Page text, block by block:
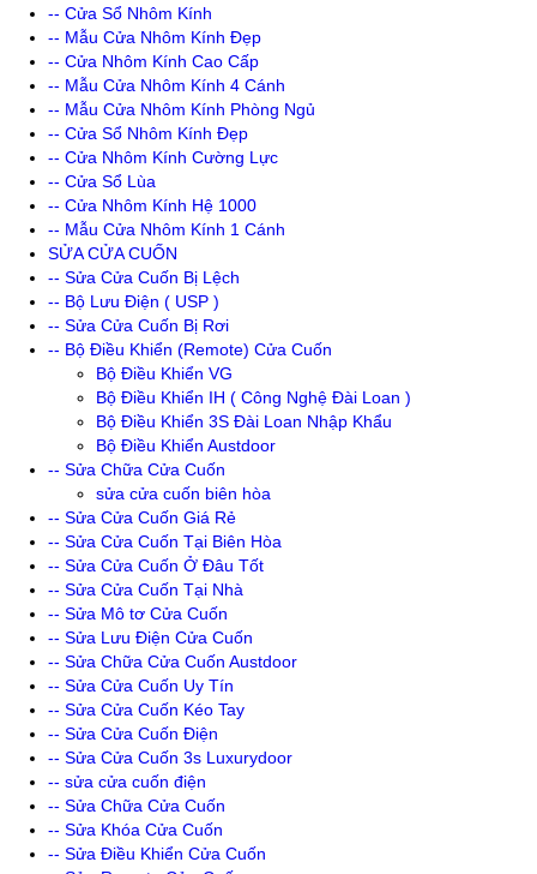
-- Cửa Sổ Nhôm Kính
-- Mẫu Cửa Nhôm Kính Đẹp
-- Cửa Nhôm Kính Cao Cấp
-- Mẫu Cửa Nhôm Kính 4 Cánh
-- Mẫu Cửa Nhôm Kính Phòng Ngủ
-- Cửa Sổ Nhôm Kính Đẹp
-- Cửa Nhôm Kính Cường Lực
-- Cửa Sổ Lùa
-- Cửa Nhôm Kính Hệ 1000
-- Mẫu Cửa Nhôm Kính 1 Cánh
SỬA CỬA CUỐN
-- Sửa Cửa Cuốn Bị Lệch
-- Bộ Lưu Điện ( USP )
-- Sửa Cửa Cuốn Bị Rơi
-- Bộ Điều Khiển (Remote) Cửa Cuốn
Bộ Điều Khiển VG
Bộ Điều Khiển IH ( Công Nghệ Đài Loan )
Bộ Điều Khiển 3S Đài Loan Nhập Khẩu
Bộ Điều Khiển Austdoor
-- Sửa Chữa Cửa Cuốn
sửa cửa cuốn biên hòa
-- Sửa Cửa Cuốn Giá Rẻ
-- Sửa Cửa Cuốn Tại Biên Hòa
-- Sửa Cửa Cuốn Ở Đâu Tốt
-- Sửa Cửa Cuốn Tại Nhà
-- Sửa Mô tơ Cửa Cuốn
-- Sửa Lưu Điện Cửa Cuốn
-- Sửa Chữa Cửa Cuốn Austdoor
-- Sửa Cửa Cuốn Uy Tín
-- Sửa Cửa Cuốn Kéo Tay
-- Sửa Cửa Cuốn Điện
-- Sửa Cửa Cuốn 3s Luxurydoor
-- sửa cửa cuốn điện
-- Sửa Chữa Cửa Cuốn
-- Sửa Khóa Cửa Cuốn
-- Sửa Điều Khiển Cửa Cuốn